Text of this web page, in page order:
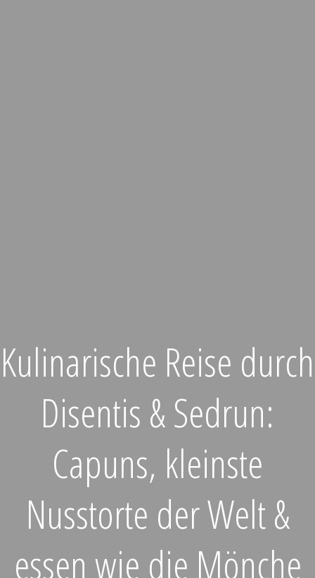
Kulinarische Reise durch
Disentis & Sedrun:
Capuns, kleinste
Nusstorte der Welt &
essen wie die Mönche